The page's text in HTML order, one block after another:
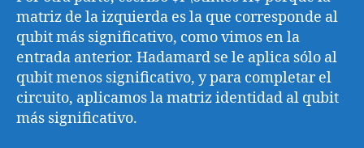
matriz de la izquierda es la que corresponde al
qubit más significativo, como vimos en la
entrada anterior. Hadamard se le aplica sólo al
qubit menos significativo, y para completar el
circuito, aplicamos la matriz identidad al qubit
más significativo.